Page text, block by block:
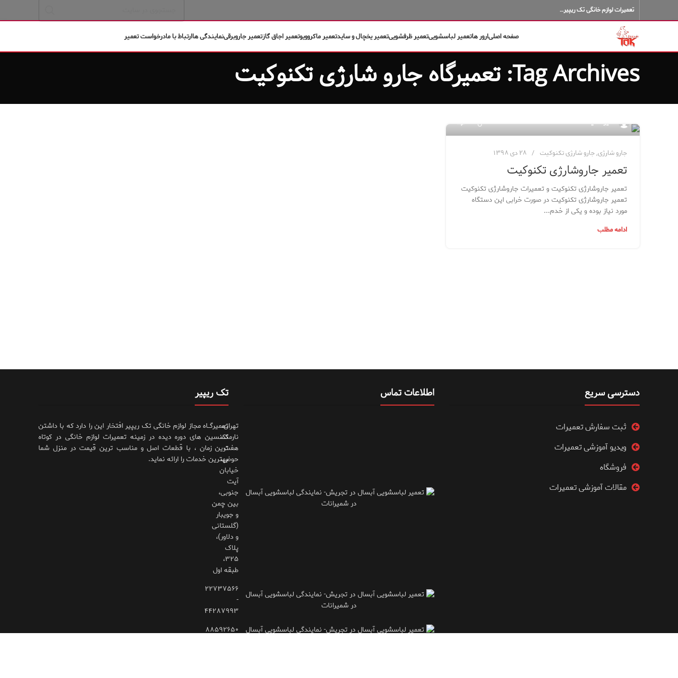
تعمیرات لوازم خانگی تک ریپیر…
صفحه اصلیارور هاتعمیر لباسشوییتعمیر ظرفشوییتعمیر یخچال و سایدتعمیر ماکروویوتعمیر اجاق گازتعمیر جاروبرقینمایندگی هاارتباط با مادرخواست تعمیر
Tag Archives: تعمیرگاه جارو شارژی تکنوکیت
مدیر سایت
جارو شارژی,جارو شارژی تکنوکیت ۲۸ دی ۱۳۹۸
تعمیر جاروشارژی تکنوکیت
تعمیر جاروشارژی تکنوکیت و تعمیرات جاروشارژی تکنوکیت
تعمیر جاروشارژی تکنوکیت در صورت خرابی این دستگاه
مورد نیاز بوده و یکی از خدم...
ادامه مطلب
تک ریپیر
تعمیرگــاه مجاز لوازم خانگی تک ریپیر افتخار این را دارد که با داشتن
تکنسین های دوره دیده در زمینه تعمیرات لوازم خانگی در کوتاه
ترین زمان ، با قطعات اصل و مناسب ترین قیمت در منزل شما
بهترین خدمات را ارائه نماید.
اطلاعات تماس
تهران،
نارمک،
هفت
حوض،
خیابان
آیت
جنوبی،
بین چمن
و جویبار
(گلستانی
و دلاور)،
پلاک
۳۲۵،
طبقه اول
۲۲۷۳۷۵۶۶
-
۴۴۲۸۷۹۹۳
۸۸۵۹۲۶۵۰
دسترسی سریع
ثبت سفارش تعمیرات
ویدیو آموزشی تعمیرات
فروشگاه
مقالات آموزشی تعمیرات